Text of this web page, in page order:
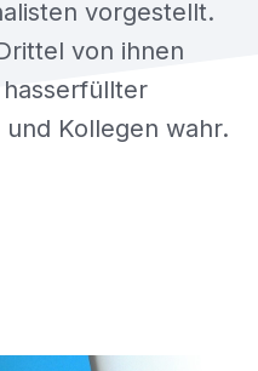
vorgestellt.
von ihnen
Kollegen wahr.